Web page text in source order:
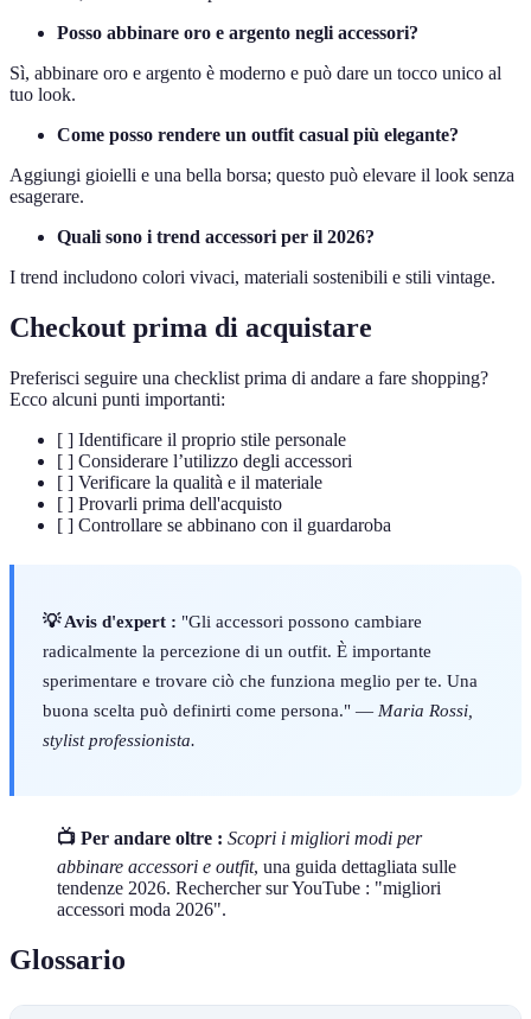
Posso abbinare oro e argento negli accessori?
Sì, abbinare oro e argento è moderno e può dare un tocco unico al
tuo look.
Come posso rendere un outfit casual più elegante?
Aggiungi gioielli e una bella borsa; questo può elevare il look senza
esagerare.
Quali sono i trend accessori per il 2026?
I trend includono colori vivaci, materiali sostenibili e stili vintage.
Checkout prima di acquistare
Preferisci seguire una checklist prima di andare a fare shopping?
Ecco alcuni punti importanti:
[ ] Identificare il proprio stile personale
[ ] Considerare l’utilizzo degli accessori
[ ] Verificare la qualità e il materiale
[ ] Provarli prima dell'acquisto
[ ] Controllare se abbinano con il guardaroba
💡 Avis d'expert : "Gli accessori possono cambiare
radicalmente la percezione di un outfit. È importante
sperimentare e trovare ciò che funziona meglio per te. Una
buona scelta può definirti come persona." — Maria Rossi,
stylist professionista.
📺 Per andare oltre : Scopri i migliori modi per
abbinare accessori e outfit, una guida dettagliata sulle
tendenze 2026. Rechercher sur YouTube : "migliori
accessori moda 2026".
Glossario